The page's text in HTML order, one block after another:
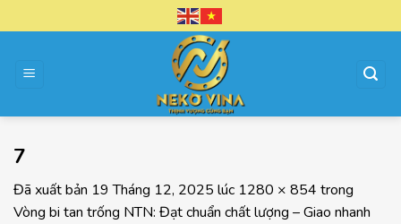
đến
dung
7
Đã xuất bản 19 Tháng 12, 2025 lúc 1280 × 854 trong
Vòng bi tan trống NTN: Đạt chuẩn chất lượng – Giao nhanh